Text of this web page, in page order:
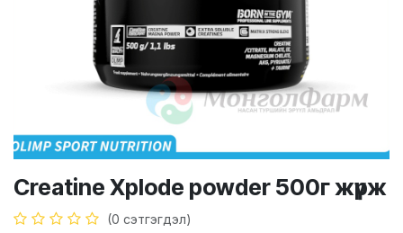
Creatine Xplode powder 500г жүрж
(0 сэтгэгдэл)